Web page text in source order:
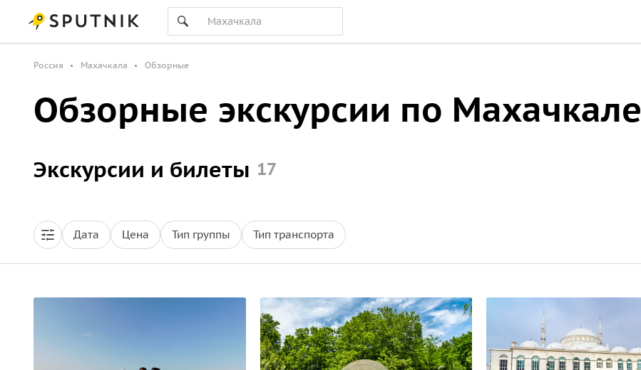
Россия Махачкала Обзорные
Обзорные экскурсии по Махачкале
Экскурсии и билеты 17
Дата Цена Тип группы Тип транспорта